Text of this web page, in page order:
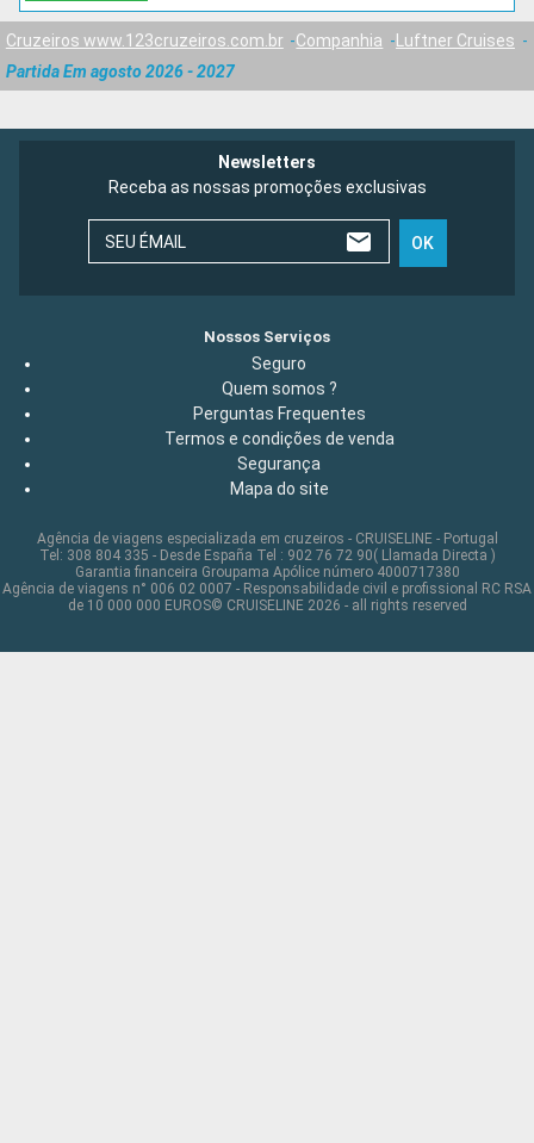
Cruzeiros www.123cruzeiros.com.br Companhia
Luftner Cruises
Partida Em agosto 2026 - 2027
Newsletters
Receba as nossas promoções exclusivas
SEU ÉMAIL OK
Nossos Serviços
Seguro
Quem somos ?
Perguntas Frequentes
Termos e condições de venda
Segurança
Mapa do site
Agência de viagens especializada em cruzeiros - CRUISELINE - Portugal
Tel: 308 804 335 - Desde España Tel : 902 76 72 90( Llamada Directa )
Garantia financeira Groupama Apólice número 4000717380
Agência de viagens n° 006 02 0007 - Responsabilidade civil e profissional RC RSA
de 10 000 000 EUROS© CRUISELINE 2026 - all rights reserved